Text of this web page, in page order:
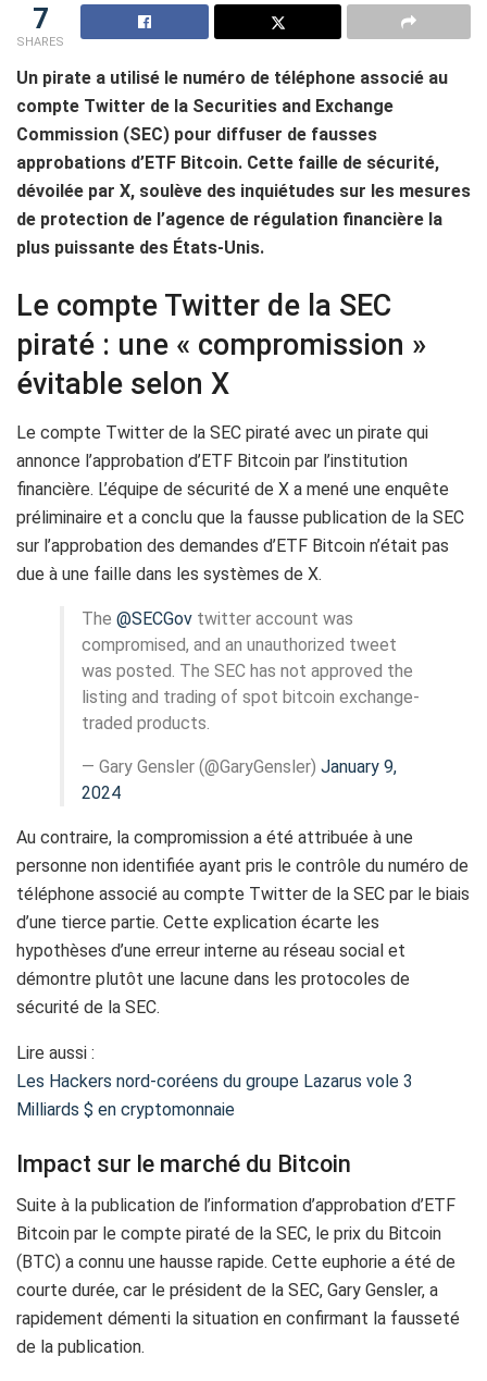
7
SHARES
Un pirate a utilisé le numéro de téléphone associé au
compte Twitter de la Securities and Exchange
Commission (SEC) pour diffuser de fausses
approbations d’ETF Bitcoin. Cette faille de sécurité,
dévoilée par X, soulève des inquiétudes sur les mesures
de protection de l’agence de régulation financière la
plus puissante des États-Unis.
Le compte Twitter de la SEC
piraté : une « compromission »
évitable selon X
Le compte Twitter de la SEC piraté avec un pirate qui
annonce l’approbation d’ETF Bitcoin par l’institution
financière. L’équipe de sécurité de X a mené une enquête
préliminaire et a conclu que la fausse publication de la SEC
sur l’approbation des demandes d’ETF Bitcoin n’était pas
due à une faille dans les systèmes de X.
The @SECGov twitter account was
compromised, and an unauthorized tweet
was posted. The SEC has not approved the
listing and trading of spot bitcoin exchange-
traded products.
— Gary Gensler (@GaryGensler) January 9,
2024
Au contraire, la compromission a été attribuée à une
personne non identifiée ayant pris le contrôle du numéro de
téléphone associé au compte Twitter de la SEC par le biais
d’une tierce partie. Cette explication écarte les
hypothèses d’une erreur interne au réseau social et
démontre plutôt une lacune dans les protocoles de
sécurité de la SEC.
Lire aussi :
Les Hackers nord-coréens du groupe Lazarus vole 3
Milliards $ en cryptomonnaie
Impact sur le marché du Bitcoin
Suite à la publication de l’information d’approbation d’ETF
Bitcoin par le compte piraté de la SEC, le prix du Bitcoin
(BTC) a connu une hausse rapide. Cette euphorie a été de
courte durée, car le président de la SEC, Gary Gensler, a
rapidement démenti la situation en confirmant la fausseté
de la publication.